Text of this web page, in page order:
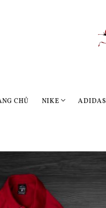
CHỦ NIKE ADIDAS